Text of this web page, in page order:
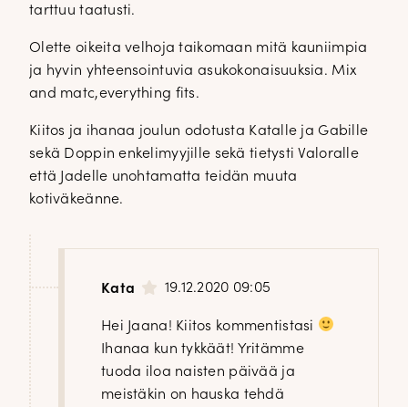
tarttuu taatusti.
Olette oikeita velhoja taikomaan mitä kauniimpia
ja hyvin yhteensointuvia asukokonaisuuksia. Mix
and matc,everything fits.
Kiitos ja ihanaa joulun odotusta Katalle ja Gabille
sekä Doppin enkelimyyjille sekä tietysti Valoralle
että Jadelle unohtamatta teidän muuta
kotiväkeänne.
Kata 19.12.2020 09:05
Hei Jaana! Kiitos kommentistasi
Ihanaa kun tykkäät! Yritämme
tuoda iloa naisten päivää ja
meistäkin on hauska tehdä